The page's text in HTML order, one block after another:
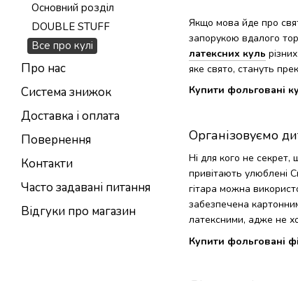
Якщо мова йде про
запорукою вдалого
латексних куль
яке свято, стануть
Купити фольговані
Організовуємо
Ні для кого не
привітають улюблені
гітара можна
забезпечена
латексними, адже не
Купити фольговані
Основний розділ
DOUBLE STUFF
Все про кулі
Про нас
Система знижок
Доставка і оплата
Повернення
Контакти
Часто задавані питання
Відгуки про магазин